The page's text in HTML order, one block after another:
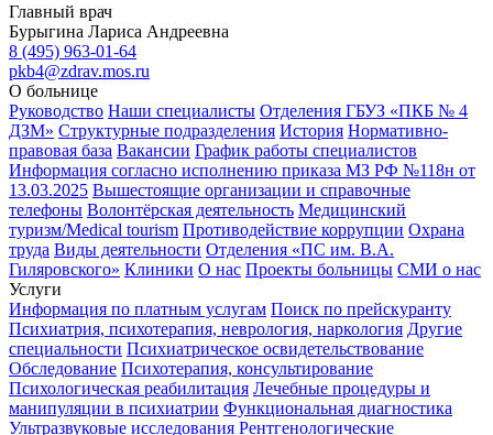
Главный врач
Бурыгина Лариса Андреевна
8 (495) 963-01-64
pkb4@zdrav.mos.ru
О больнице
Руководство Наши специалисты Отделения ГБУЗ «ПКБ № 4
ДЗМ» Структурные подразделения История Нормативно-
правовая база Вакансии График работы специалистов
Информация согласно исполнению приказа МЗ РФ №118н от
13.03.2025 Вышестоящие организации и справочные
телефоны Волонтёрская деятельность Медицинский
туризм/Medical tourism Противодействие коррупции Охрана
труда Виды деятельности Отделения «ПС им. В.А.
Гиляровского» Клиники О нас Проекты больницы СМИ о нас
Услуги
Информация по платным услугам Поиск по прейскуранту
Психиатрия, психотерапия, неврология, наркология Другие
специальности Психиатрическое освидетельствование
Обследование Психотерапия, консультирование
Психологическая реабилитация Лечебные процедуры и
манипуляции в психиатрии Функциональная диагностика
Ультразвуковые исследования Рентгенологические